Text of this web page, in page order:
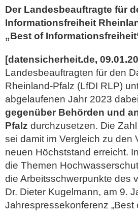
Der Landesbeauftragte für
Informationsfreiheit
„Best of
[datensicherheit.de,
Landesbeauftragten für den
Rheinland-Pfalz (LfDI RLP)
abgelaufenen Jahr 2023
gegenüber Behörden und
Pfalz durchzusetzen. Die
sei damit im Vergleich zu den
neuen Höchststand erreicht.
die Themen
die Arbeitsschwerpunkte des
Dr. Dieter Kugelmann, am 9.
Jahrespressekonferenz „Best